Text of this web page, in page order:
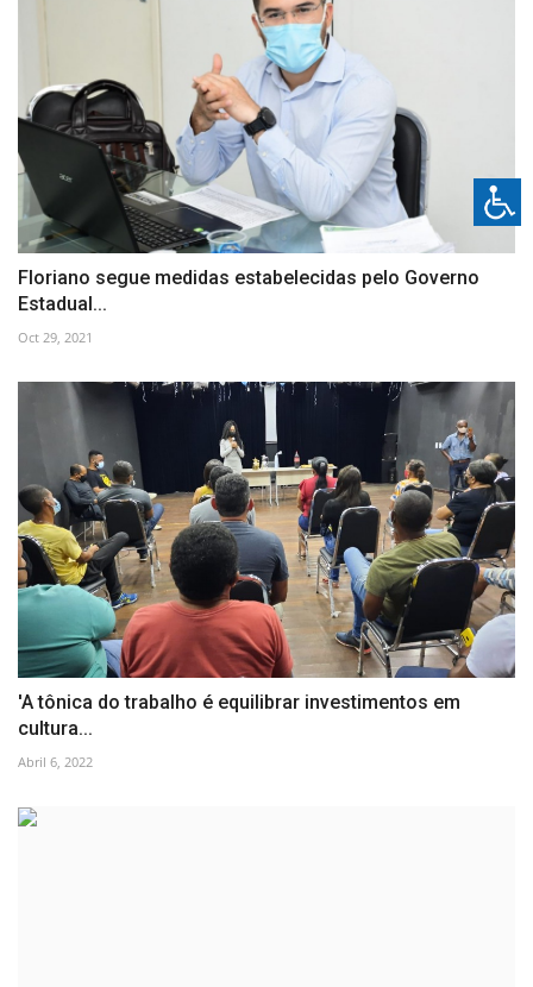
Floriano segue medidas estabelecidas pelo Governo
Estadual...
Oct 29, 2021
'A tônica do trabalho é equilibrar investimentos em
cultura...
Abril 6, 2022